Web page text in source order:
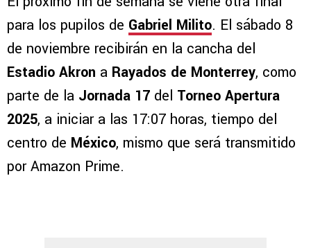
para los pupilos de Gabriel Milito. El sábado 8
de noviembre recibirán en la cancha del
Estadio Akron a Rayados de Monterrey, como
parte de la Jornada 17 del Torneo Apertura
2025, a iniciar a las 17:07 horas, tiempo del
centro de México, mismo que será transmitido
por Amazon Prime.